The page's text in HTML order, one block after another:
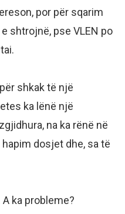
por për sqarim
shtrojnë, pse VLEN po
shkak të një
ka lënë një
na ka rënë në
hapim dosjet dhe, sa të
A ka probleme?